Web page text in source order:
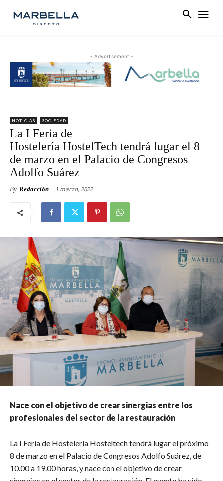
- Advertisement -
NOTICIAS SOCIEDAD
La I Feria de
Hostelería HostelTech tendrá lugar el 8
de marzo en el Palacio de Congresos
Adolfo Suárez
By Redacción 1 marzo, 2022
Nace con el objetivo de crear sinergias entre los
profesionales del sector de la restauración
La I Feria de Hostelería Hosteltech tendrá lugar el próximo
8 de marzo en el Palacio de Congresos Adolfo Suárez, de
10.00 a 19.00 horas, y nace con el objetivo de crear